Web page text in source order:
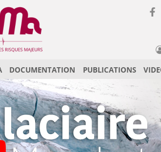
DOCUMENTATION PUBLICATIONS